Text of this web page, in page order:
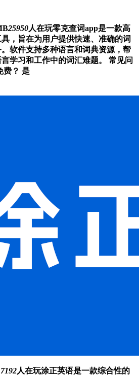
25950人在玩零克查词app是一款高
，旨在为用户提供快速、准确的词
软件支持多种语言和词典资源，帮
学习和工作中的词汇难题。 常见问
费？ 是
人在玩涂正英语是一款综合性的